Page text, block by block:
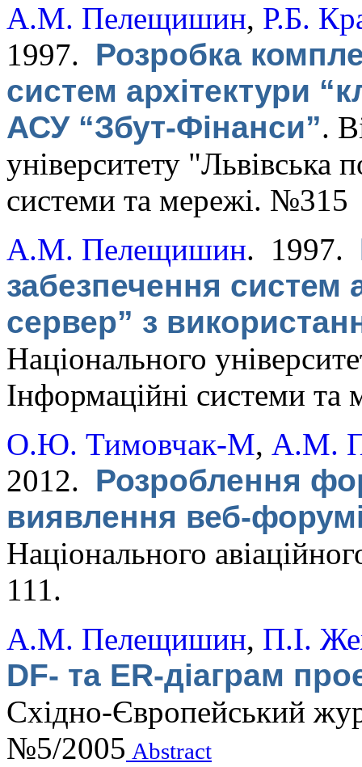
А.М. Пелещишин, Р.Б.
1997. Розробка
систем архітектури
АСУ “Збут-Фінанси”.
університету "Львівська
системи та мережі. №315
А.М. Пелещишин. 1997.
забезпечення систем
сервер” з
Національного
Інформаційні системи
О.Ю. Тимовчак-М, А.М.
2012. Розроблення
виявлення веб-
Національного
111.
А.М. Пелещишин, П.І.
DF- та ER-діаграм
Східно-Європейський
№5/2005 Abstract